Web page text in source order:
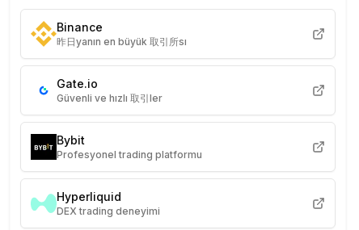
Binance
昨日yanın en büyük 取引所sı
Gate.io
Güvenli ve hızlı 取引ler
Bybit
Profesyonel trading platformu
Hyperliquid
DEX trading deneyimi